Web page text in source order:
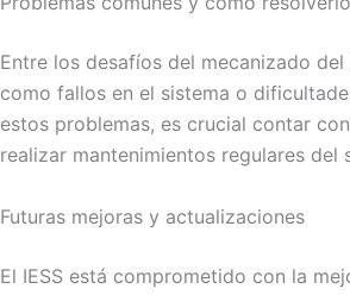
Entre los desafíos del mecanizado
como fallos en el sistema o
estos problemas, es crucial contar
realizar mantenimientos regulares del
Futuras mejoras y actualizaciones
El IESS está comprometido con la